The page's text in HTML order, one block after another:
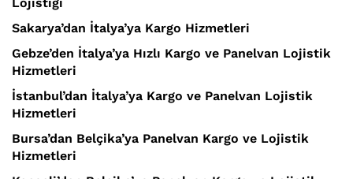
Sakarya’dan İtalya’ya Kargo Hizmetleri
Gebze’den İtalya’ya Hızlı Kargo ve Panelvan Lojistik
Hizmetleri
İstanbul’dan İtalya’ya Kargo ve Panelvan Lojistik
Hizmetleri
Bursa’dan Belçika’ya Panelvan Kargo ve Lojistik
Hizmetleri